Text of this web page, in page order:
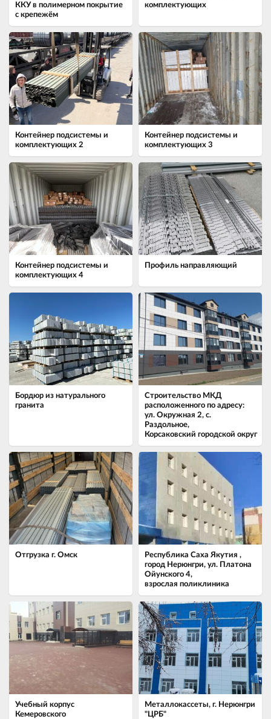
ККУ в полимерном покрытие
с крепежём
комплектующих
Контейнер подсистемы и
комплектующих 2
Контейнер подсистемы и
комплектующих 3
Контейнер подсистемы и
комплектующих 4
Профиль направляющий
Бордюр из натурального
гранита
Строительство МКД
расположенного по адресу:
ул. Окружная 2, с.
Раздольное,
Корсаковский городской округ
Отгрузка г. Омск
Республика Саха Якутия ,
город Нерюнгри, ул. Платона
Ойунского 4,
взрослая поликлиника
Учебный корпус
Кемеровского
Металлокассеты, г. Нерюнгри
"ЦРБ"